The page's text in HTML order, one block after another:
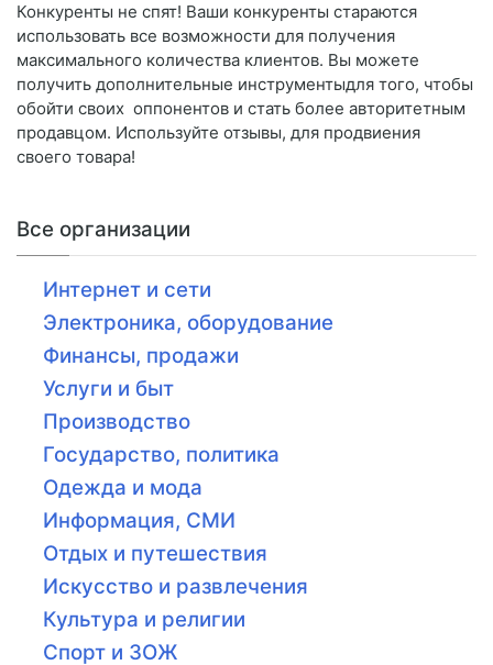
Конкуренты не спят! Ваши конкуренты стараются
использовать все возможности для получения
максимального количества клиентов. Вы можете
получить дополнительные инструментыдля того, чтобы
обойти своих оппонентов и стать более авторитетным
продавцом. Используйте отзывы, для продвиения
своего товара!
Все организации
Интернет и сети
Электроника, оборудование
Финансы, продажи
Услуги и быт
Производство
Государство, политика
Одежда и мода
Информация, СМИ
Отдых и путешествия
Искусство и развлечения
Культура и религии
Спорт и ЗОЖ